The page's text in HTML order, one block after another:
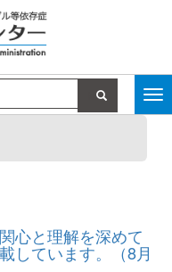
心と理解を深めて
しています。（8月